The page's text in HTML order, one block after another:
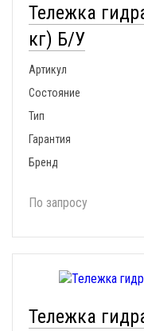
Тележка
кг) Б/У
Артикул
Состояние
Тип
Гарантия
Бренд
По запросу
Тележка